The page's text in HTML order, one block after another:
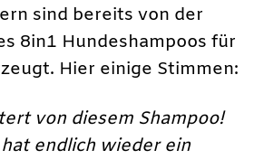
sind bereits von der
8in1 Hundeshampoos für
Hier einige Stimmen:
von diesem Shampoo!
endlich wieder ein